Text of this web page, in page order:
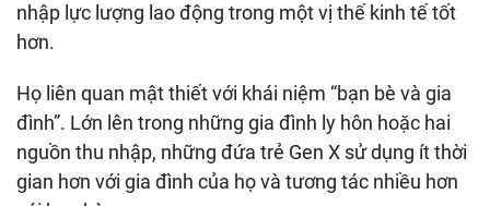
nhập lực lượng lao động trong một vị thế kinh tế tốt
hơn.
Họ liên quan mật thiết với khái niệm “bạn bè và gia
đình”. Lớn lên trong những gia đình ly hôn hoặc hai
nguồn thu nhập, những đứa trẻ Gen X sử dụng ít thời
gian hơn với gia đình của họ và tương tác nhiều hơn